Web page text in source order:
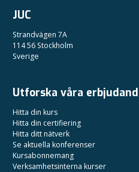
JUC
Strandvägen 7A
114 56 Stockholm
Sverige
Utforska våra
Hitta din kurs
Hitta din certifiering
Hitta ditt nätverk
Se aktuella konferenser
Kursabonnemang
Verksamhetsinterna kurser